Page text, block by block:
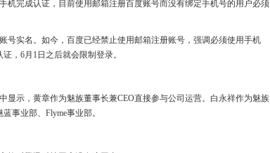
机完成认证，目前使用邮箱注册百度账号而没有绑定手机号的用户必须
号实名。如今，百度已经禁止使用邮箱注册账号，强调必须使用手机
，6月1日之后就会限制登录。
显示，黄章作为魅族董事长兼CEO直接参与公司运营。白永祥作为魅族
事业部、Flyme事业部。